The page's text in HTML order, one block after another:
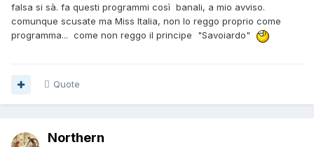
falsa si sà. fa questi programmi così banali, a mio avviso.
comunque scusate ma Miss Italia, non lo reggo proprio come
programma... come non reggo il principe "Savoiardo"
Quote
Northern